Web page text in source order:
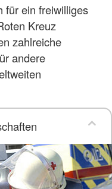
für ein freiwilliges
Kreuz
zahlreiche
andere